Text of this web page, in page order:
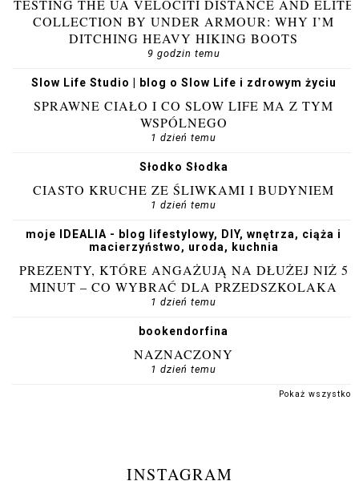
TESTING THE UA VELOCITI DISTANCE AND ELITE
COLLECTION BY UNDER ARMOUR: WHY I’M
DITCHING HEAVY HIKING BOOTS
9 godzin temu
Slow Life Studio | blog o Slow Life i zdrowym życiu
SPRAWNE CIAŁO I CO SLOW LIFE MA Z TYM
WSPÓLNEGO
1 dzień temu
Słodko Słodka
CIASTO KRUCHE ZE ŚLIWKAMI I BUDYNIEM
1 dzień temu
moje IDEALIA - blog lifestylowy, DIY, wnętrza, ciąża i
macierzyństwo, uroda, kuchnia
PREZENTY, KTÓRE ANGAŻUJĄ NA DŁUŻEJ NIŻ 5
MINUT – CO WYBRAĆ DLA PRZEDSZKOLAKA
1 dzień temu
bookendorfina
NAZNACZONY
1 dzień temu
Pokaż wszystko
INSTAGRAM